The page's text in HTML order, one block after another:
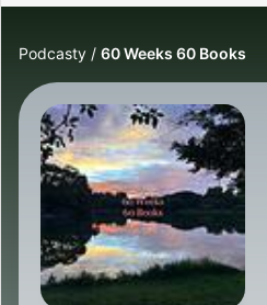
Podcasty 60 Weeks 60 Books